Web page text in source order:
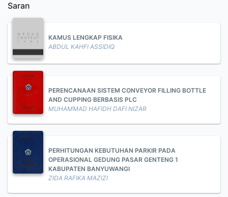
Saran
KAMUS LENGKAP FISIKA
ABDUL KAHFI ASSIDIQ
PERENCANAAN SISTEM CONVEYOR FILLING BOTTLE
AND CUPPING BERBASIS PLC
MUHAMMAD HAFIDH DAFI NIZAR
PERHITUNGAN KEBUTUHAN PARKIR PADA
OPERASIONAL GEDUNG PASAR GENTENG 1
KABUPATEN BANYUWANGI
ZIDA RAFIKA MAZIZI